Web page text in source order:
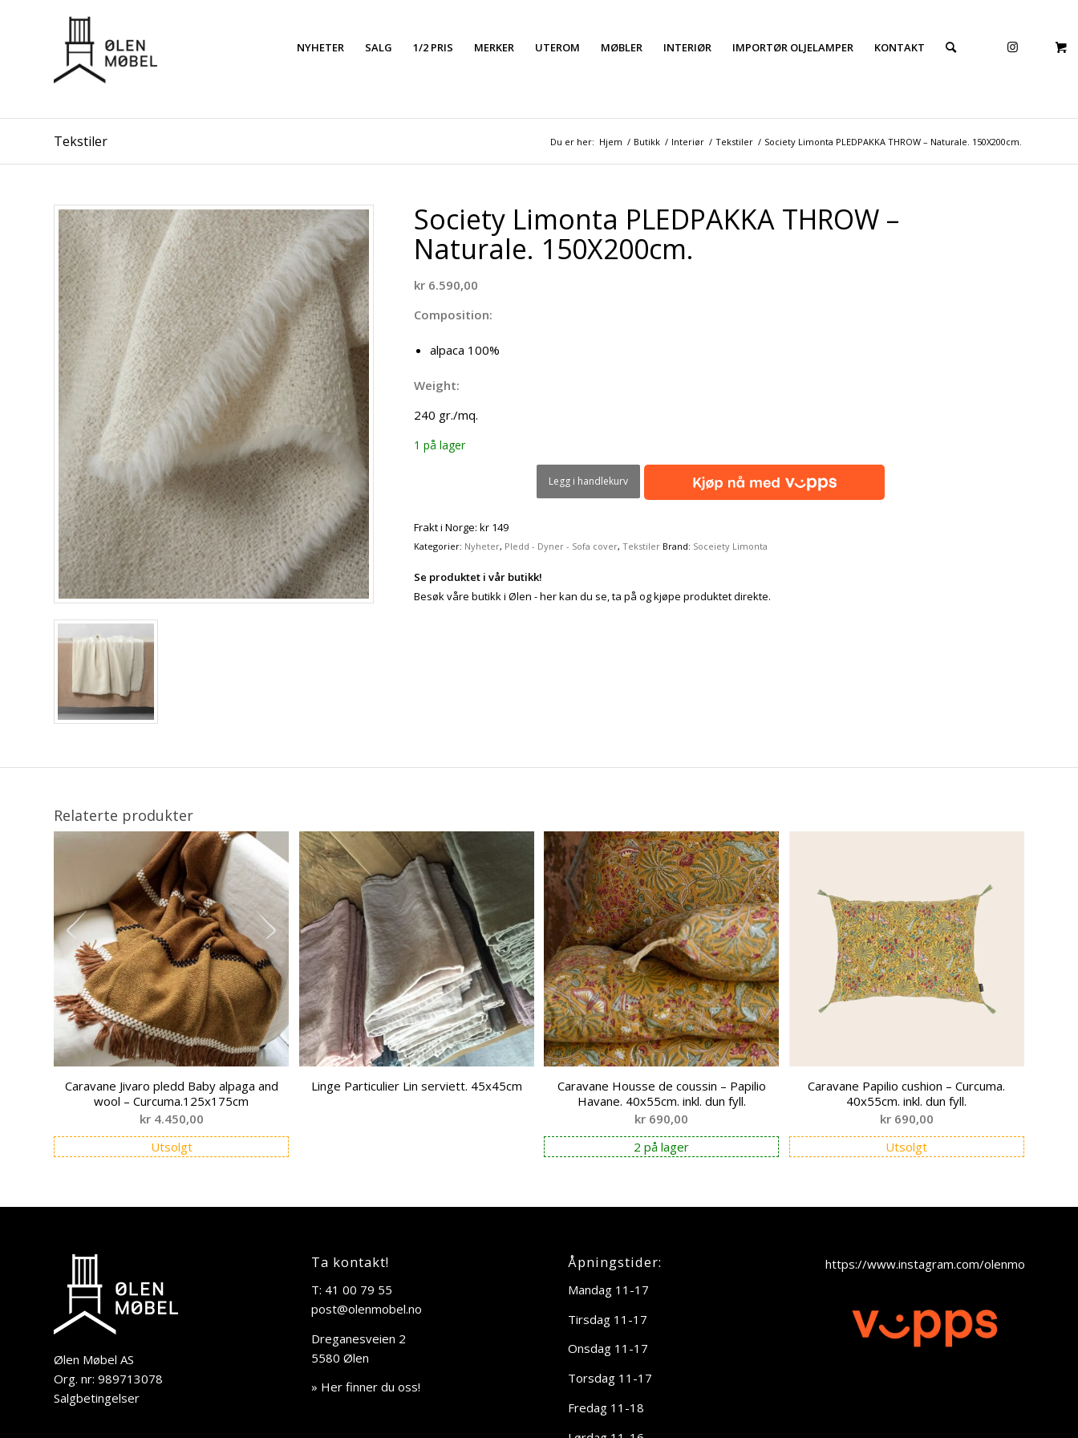
NYHETER SALG 1/2 PRIS MERKER UTEROM MØBLER INTERIØR IMPORTØR OLJELAMPER KONTAKT
Tekstiler Du er her: Hjem / Butikk / Interiør / Tekstiler / Society Limonta PLEDPAKKA THROW – Naturale. 150X200cm.
Society Limonta PLEDPAKKA THROW –
Naturale. 150X200cm.
kr 6.590,00
Composition:
alpaca 100%
Weight:
240 gr./mq.
1 på lager
Legg i handlekurv
Frakt i Norge: kr 149
Kategorier: Nyheter, Pledd - Dyner - Sofa cover,Tekstiler Brand: Soceiety Limonta
Se produktet i vår butikk!
Besøk våre butikk i Ølen - her kan du se, ta på og kjøpe produktet direkte.
Relaterte produkter
Caravane Jivaro pledd Baby alpaga and
wool – Curcuma.125x175cm
kr4.450,00
Utsolgt
Linge Particulier Lin serviett. 45x45cm
Caravane Housse de coussin – Papilio
Havane. 40x55cm. inkl. dun fyll.
kr 690,00
2 på lager
Caravane Papilio cushion – Curcuma.
40x55cm. inkl. dun fyll.
kr690,00
Utsolgt
Ølen Møbel AS
Org. nr: 989713078
Salgbetingelser
Ta kontakt!
T: 41 00 79 55
post@olenmobel.no
Dreganesveien 2
5580 Ølen
» Her finner du oss!
Åpningstider:
Mandag 11-17
Tirsdag 11-17
Onsdag 11-17
Torsdag 11-17
Fredag 11-18
https://www.instagram.com/olenmobel